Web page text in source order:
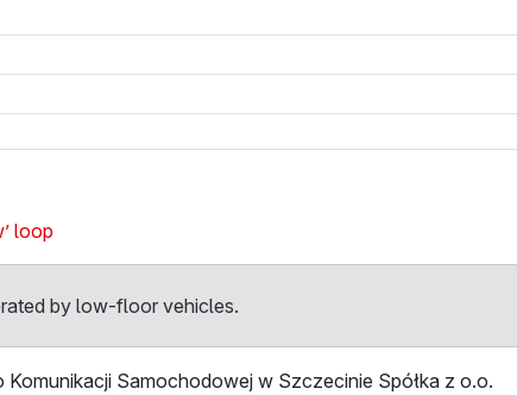
loop
by low-floor vehicles.
Komunikacji Samochodowej w Szczecinie Spółka z o.o.